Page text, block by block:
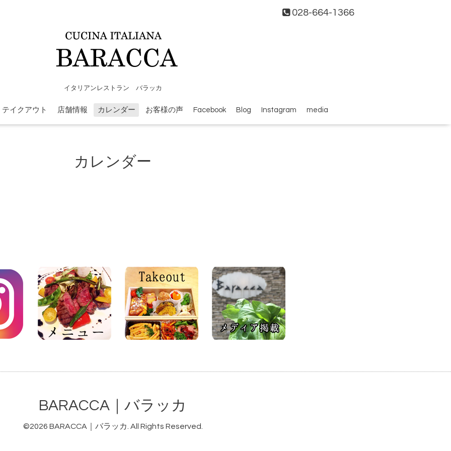
028-664-1366
イタリアンレストラン バラッカ
テイクアウト 店舗情報 カレンダー お客様の声 Facebook Blog Instagram media
カレンダー
BARACCA｜バラッカ
©2026 BARACCA｜バラッカ. All Rights Reserved.